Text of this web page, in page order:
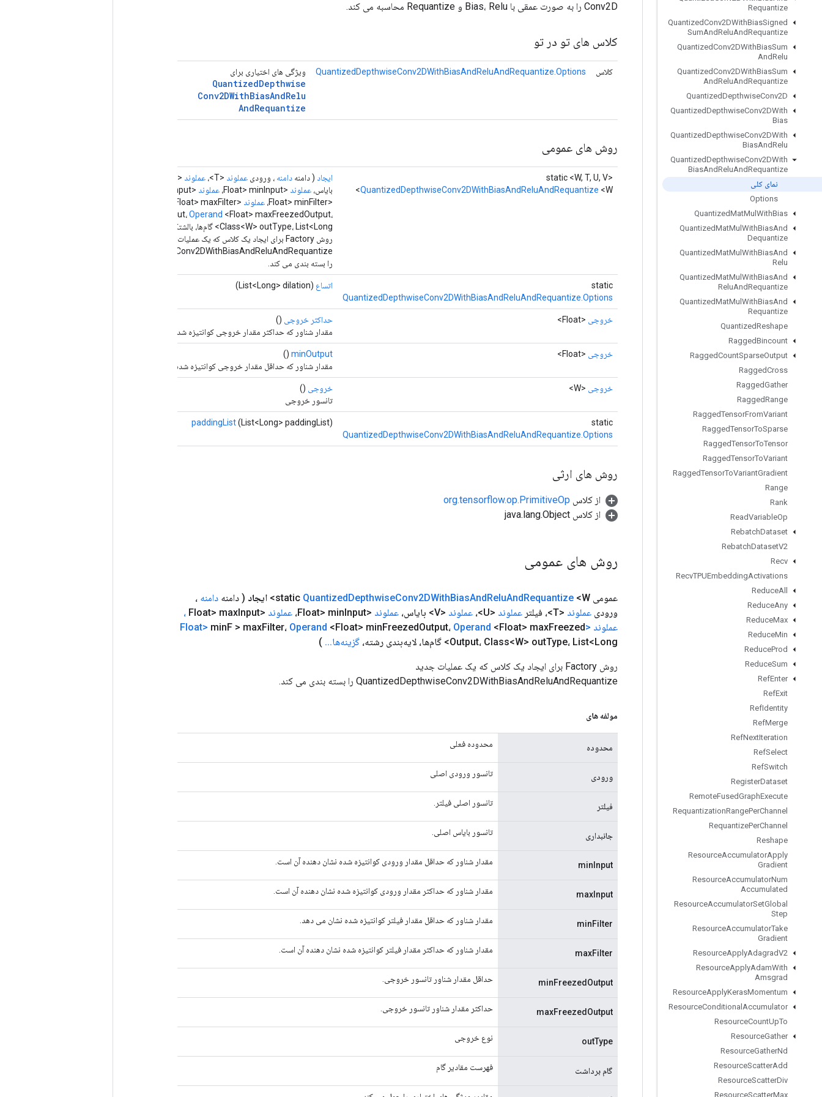
Requantize
QuantizedConv2DWithBiasSigned
SumAndReluAndRequantize
QuantizedConv2DWithBiasSum
AndRelu
QuantizedConv2DWithBiasSum
AndReluAndRequantize
QuantizedDepthwiseConv2D
QuantizedDepthwiseConv2DWith
Bias
QuantizedDepthwiseConv2DWith
BiasAndRelu
QuantizedDepthwiseConv2DWith
BiasAndReluAndRequantize
نمای کلی
Options
QuantizedMatMul WithBias
QuantizedMatMul WithBiasAnd
Dequantize
QuantizedMatMul WithBiasAnd
Relu
QuantizedMatMul WithBiasAnd
ReluAndRequantize
QuantizedMatMul WithBiasAnd
Requantize
QuantizedReshape
RaggedBincount
RaggedCountSparseOutput
RaggedCross
RaggedGather
RaggedRange
RaggedTensorFromVariant
RaggedTensorToSparse
RaggedTensorToTensor
RaggedTensorToVariant
RaggedTensorToVariantGradient
Range
Rank
ReadVariableOp
RebatchDataset
RebatchDatasetV2
Recv
RecvTPUEmbeddingActivations
ReduceAll
ReduceAny
ReduceMax
ReduceMin
ReduceProd
ReduceSum
RefEnter
RefExit
RefIdentity
RefMerge
RefNextIteration
RefSelect
RefSwitch
RegisterDataset
RemoteFusedGraphExecute
RequantizationRangePerChannel
RequantizePerChannel
Reshape
ResourceAccumulatorApply
Gradient
ResourceAccumulatorNum
Accumulated
ResourceAccumulatorSetGlobal
Step
ResourceAccumulatorTake
Gradient
ResourceApplyAdagradV2
ResourceApplyAdamWith
Amsgrad
ResourceApplyKerasMomentum
ResourceConditional Accumulator
ResourceCountUpTo
ResourceGather
ResourceGatherNd
ResourceScatterAdd
ResourceScatterDiv
ResourceScatterMax
Conv2D را به صورت عمقی با Bias، Relu و Requantize محاسبه می کند.
کلاس های تو در تو
کلاس QuantizedDepthwiseConv2DWithBiasAndReluAndRequantize.Options ویژگی های اختیاری برای
QuantizedDepthwise
Conv2DWithBiasAndRelu
AndRequantize
روش های عمومی
static <W, T, U, V>
QuantizedDepthwiseConv2DWithBiasAndReluAndRequantize <W>
ایجاد ( دامنه دامنه ، ورودی عملوند <T>، عملوند <U> فیلتر،
بایاس، عملوند <Float> minInput، عملوند <Float> maxInput،
<Float> minFilter،
عملوند <Float> maxFilter،
minFreezedOutput،Operand <Float> maxFreezedOutput،
Class<W> outType، List<Long> گام‌ها، بالشتک رشته،
روش Factory برای ایجاد یک کلاس که یک عملیات جدید
QuantizedDepthwiseConv2DWithBiasAndReluAndRequantize
را بسته بندی می کند.
static
QuantizedDepthwiseConv2DWithBiasAndReluAndRequantize.Options
اتساع (List<Long> dilation)
خروجی <Float> حداکثر خروجی
()
مقدار شناور که حداکثر مقدار خروجی کوانتیزه شده نشان دهنده آن است.
خروجی <Float>
minOutput
()
مقدار شناور که حداقل مقدار خروجی کوانتیزه شده نشان دهنده آن است.
خروجی <W> خروجی
()
تانسور خروجی
static
QuantizedDepthwiseConv2DWithBiasAndReluAndRequantize.Options
paddingList(List<Long> paddingList)
روش های ارثی
از کلاس org.tensorflow.op.PrimitiveOp
از کلاس java.lang.Object
روش های عمومی
عمومی static QuantizedDepthwiseConv2DWithBiasAndReluAndRequantize <W> ایجاد ( دامنه دامنه ،
ورودی عملوند <T>، فیلتر عملوند <U>، عملوند <V> بایاس، عملوند <Float> minInput، عملوند <Float> max
Input
،
عملوند <Float>
minF > maxFilter، Operand <Float> minFreezedOutput، Operand <Float> maxFreezed
Output، Class<W> outType، List<Long> گام‌ها، لایه‌بندی رشته، گزینه‌ها.
.
.
)
روش Factory برای ایجاد یک کلاس که یک عملیات جدید
QuantizedDepthwiseConv2DWithBiasAndReluAndRequantize را بسته بندی می کند.
مولفه های
محدوده محدوده فعلی
ورودی تانسور ورودی اصلی
فیلتر تانسور اصلی فیلتر.
جانبداری تانسور بایاس اصلی.
minInput مقدار شناور که حداقل مقدار ورودی کوانتیزه شده نشان دهنده آن است.
maxInput مقدار شناور که حداکثر مقدار ورودی کوانتیزه شده نشان دهنده آن است.
minFilter مقدار شناور که حداقل مقدار فیلتر کوانتیزه شده نشان می دهد.
maxFilter مقدار شناور که حداکثر مقدار فیلتر کوانتیزه شده نشان دهنده آن است.
minFreezedOutput حداقل مقدار شناور تانسور خروجی.
maxFreezedOutput حداکثر مقدار شناور تانسور خروجی.
outType نوع خروجی
گام برداشت فهرست مقادیر گام